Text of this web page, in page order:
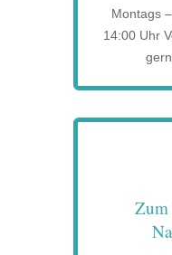
Montags
14:00 Uhr